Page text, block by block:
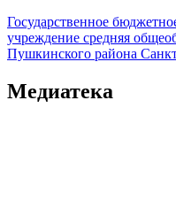
Государственное
учреждение средняя
Пушкинского района
Медиатека